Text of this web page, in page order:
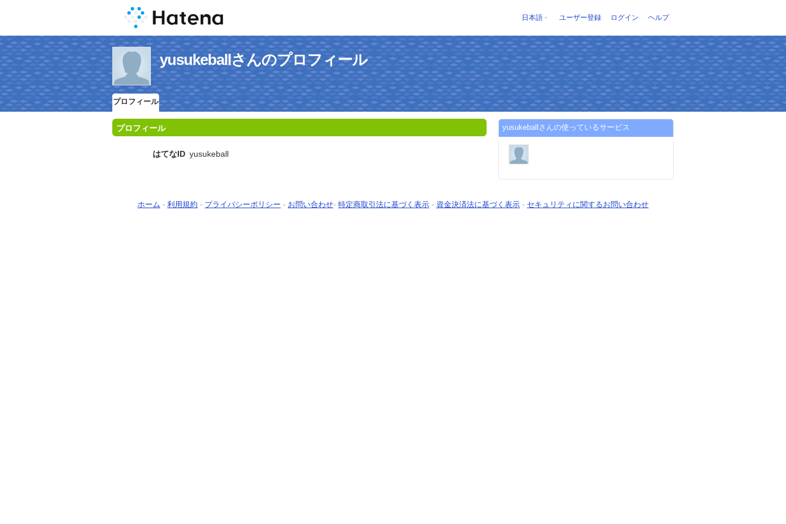
日本語 ユーザー登録 ログイン ヘルプ
yusukeballさんのプロフィール
プロフィール
プロフィール
はてなID yusukeball
yusukeballさんの使っているサービス
ホーム - 利用規約 - プライバシーポリシー - お問い合わせ- 特定商取引法に基づく表示 - 資金決済法に基づく表示 - セキュリティに関するお問い合わせ